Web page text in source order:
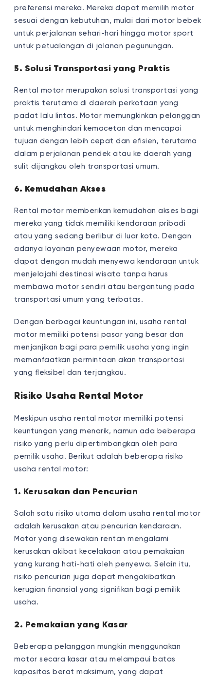
preferensi mereka. Mereka dapat memilih motor
sesuai dengan kebutuhan, mulai dari motor bebek
untuk perjalanan sehari-hari hingga motor sport
untuk petualangan di jalanan pegunungan.
5. Solusi Transportasi yang Praktis
Rental motor merupakan solusi transportasi yang
praktis terutama di daerah perkotaan yang
padat lalu lintas. Motor memungkinkan pelanggan
untuk menghindari kemacetan dan mencapai
tujuan dengan lebih cepat dan efisien, terutama
dalam perjalanan pendek atau ke daerah yang
sulit dijangkau oleh transportasi umum.
6. Kemudahan Akses
Rental motor memberikan kemudahan akses bagi
mereka yang tidak memiliki kendaraan pribadi
atau yang sedang berlibur di luar kota. Dengan
adanya layanan penyewaan motor, mereka
dapat dengan mudah menyewa kendaraan untuk
menjelajahi destinasi wisata tanpa harus
membawa motor sendiri atau bergantung pada
transportasi umum yang terbatas.
Dengan berbagai keuntungan ini, usaha rental
motor memiliki potensi pasar yang besar dan
menjanjikan bagi para pemilik usaha yang ingin
memanfaatkan permintaan akan transportasi
yang fleksibel dan terjangkau.
Risiko Usaha Rental Motor
Meskipun usaha rental motor memiliki potensi
keuntungan yang menarik, namun ada beberapa
risiko yang perlu dipertimbangkan oleh para
pemilik usaha. Berikut adalah beberapa risiko
usaha rental motor:
1. Kerusakan dan Pencurian
Salah satu risiko utama dalam usaha rental motor
adalah kerusakan atau pencurian kendaraan.
Motor yang disewakan rentan mengalami
kerusakan akibat kecelakaan atau pemakaian
yang kurang hati-hati oleh penyewa. Selain itu,
risiko pencurian juga dapat mengakibatkan
kerugian finansial yang signifikan bagi pemilik
usaha.
2. Pemakaian yang Kasar
Beberapa pelanggan mungkin menggunakan
motor secara kasar atau melampaui batas
kapasitas berat maksimum, yang dapat